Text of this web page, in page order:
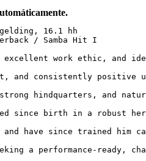
gelding, 16.1 hh
/ Samba Hit I
work ethic, and
and consistently
hindquarters, and
since birth in a robust
and have since trained
a performance-ready,